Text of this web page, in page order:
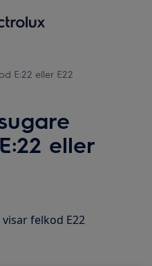
E:22 eller E22
eller
felkod E22